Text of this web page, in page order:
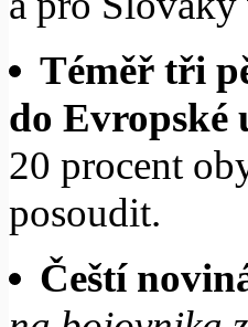
Téměř tři
do Evropské
20 procent
posoudit.
Čeští